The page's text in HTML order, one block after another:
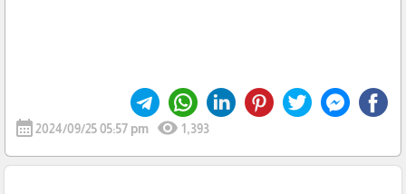
calendar_month2024/09/25 05:57 pm visibility 1,393